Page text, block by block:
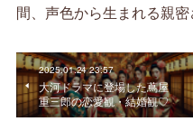
間、声色から生まれる親密
2025.01.24 23:57
大河ドラマに登場した蔦屋
重三郎の恋愛観・結婚観♡